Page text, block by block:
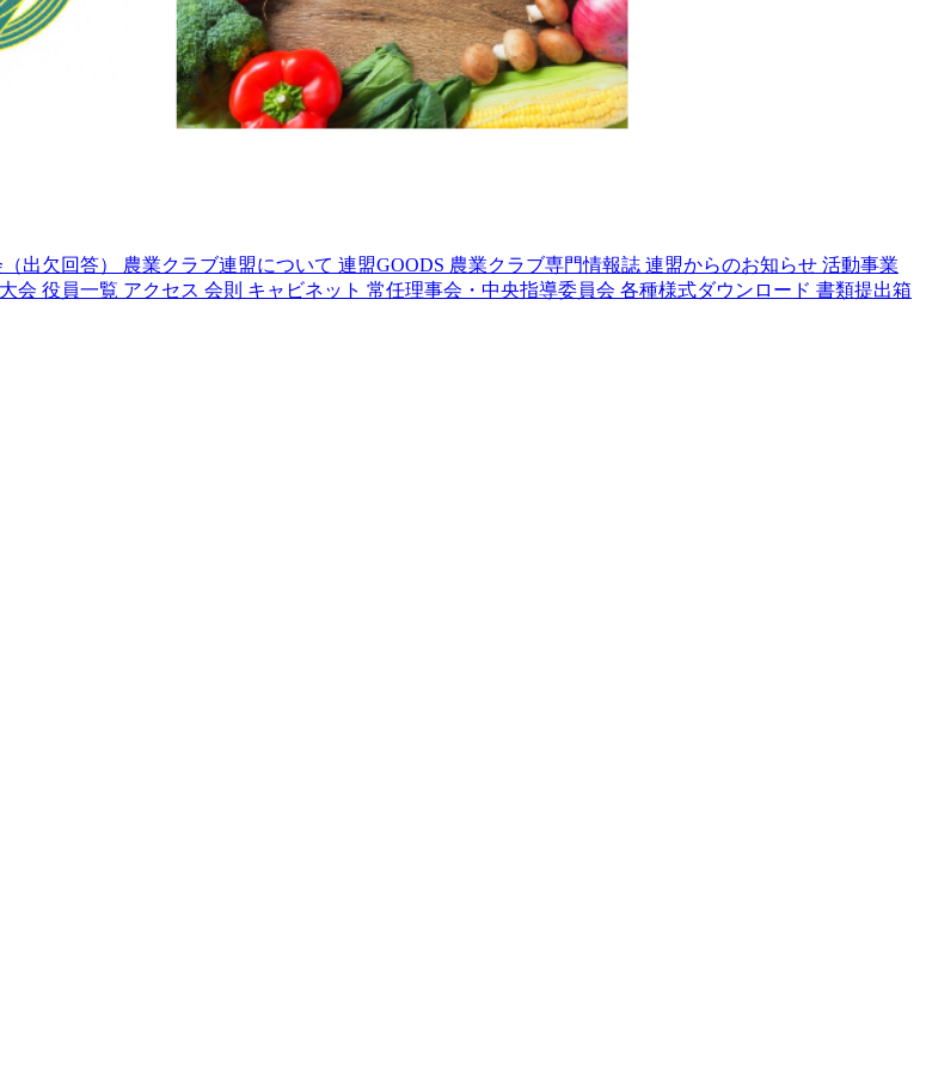
出欠回答） 農業クラブ連盟について 連盟GOODS 農業クラブ専門情報誌 連盟からのお知らせ 活動事業
会 役員一覧 アクセス 会則 キャビネット 常任理事会・中央指導委員会 各種様式ダウンロード 書類提出箱